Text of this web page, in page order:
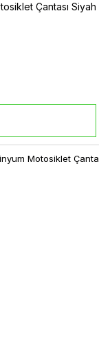
Çantası Siyah